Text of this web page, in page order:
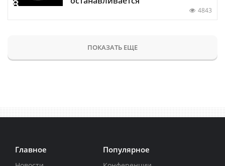
4843
ПОКАЗАТЬ ЕЩЕ
Главное Популярное